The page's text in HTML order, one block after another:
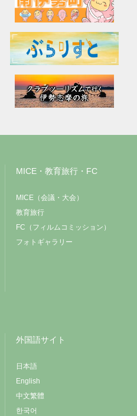
MICE・教育旅行・FC
MICE（会議・大会）
教育旅行
FC（フィルムコミッション）
フォトギャラリー
外国語サイト
日本語
English
中文繁體
한국어